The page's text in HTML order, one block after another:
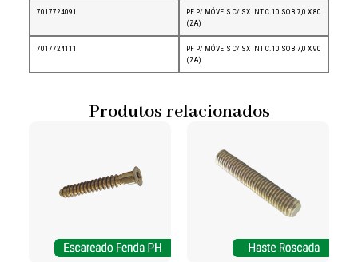
7017724091
PF P/ MÓVEIS C/ SX INT C.10 SOB 7,0 X 80
(ZA)
7017724111
PF P/ MÓVEIS C/ SX INT C.10 SOB 7,0 X 90
(ZA)
Produtos relacionados